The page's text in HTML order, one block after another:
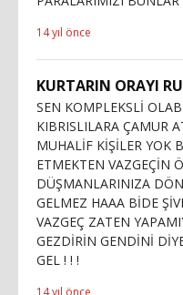
14 yıl önce
KURTARIN ORAYI
SEN KOMPLEKSLİ
KIBRISLILARA ÇAMUR
MUHALİF KİŞİLER YOK
ETMEKTEN VAZGEÇİN
DÜŞMANLARINIZA
GELMEZ HAAA BİDE
VAZGEÇ ZATEN
GEZDİRİN GENDİNİ
GEL ! ! !
14 yıl önce